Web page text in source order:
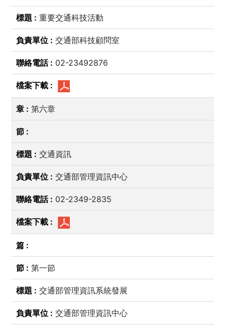
重要交通科技活動
交通部科技顧問室
02-23492876
第六章
交通資訊
交通部管理資訊中心
02-2349-2835
第一節
交通部管理資訊系統發展
交通部管理資訊中心